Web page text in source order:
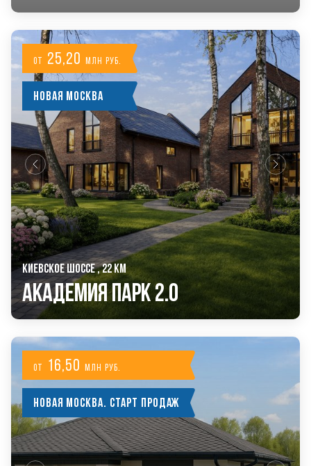
от 25,20 млн руб.
Новая Москва
КИЕВСКОЕ ШОССЕ , 22 КМ
Академия Парк 2.0
от 16,50 млн руб.
Новая Москва. Старт продаж